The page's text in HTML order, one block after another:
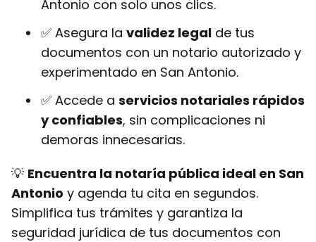
Antonio con solo unos clics.
✅ Asegura la validez legal de tus
documentos con un notario autorizado y
experimentado en San Antonio.
✅ Accede a servicios notariales rápidos
y confiables, sin complicaciones ni
demoras innecesarias.
💡 Encuentra la notaría pública ideal en San
Antonio y agenda tu cita en segundos.
Simplifica tus trámites y garantiza la
seguridad jurídica de tus documentos con